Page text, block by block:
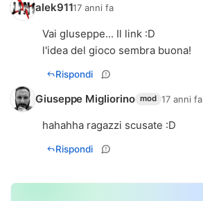
alek91117 anni fa
Vai gIuseppe... Il link :D
l'idea del gioco sembra buona!
Rispondi
Giuseppe Migliorino mod 17 anni fa
hahahha ragazzi scusate :D
Rispondi